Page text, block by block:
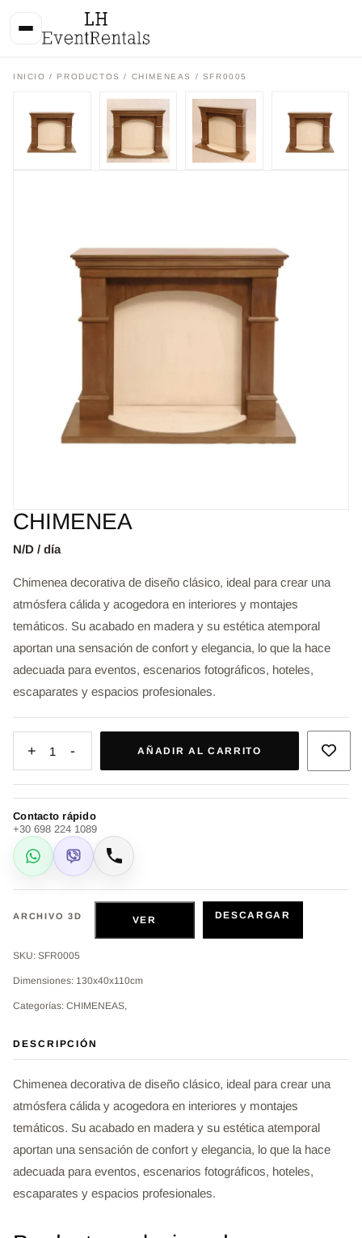
INICIO / PRODUCTOS/ CHIMENEAS / SFR0005
CHIMENEA
N/D / día
Chimenea decorativa de diseño clásico, ideal para crear una
atmósfera cálida y acogedora en interiores y montajes
temáticos. Su acabado en madera y su estética atemporal
aportan una sensación de confort y elegancia, lo que la hace
adecuada para eventos, escenarios fotográficos, hoteles,
escaparates y espacios profesionales.
+ 1 - AÑADIR AL CARRITO
Contacto rápido
+30 698 224 1089
WhatsApp
Viber Llamar
ARCHIVO 3D VER DESCARGAR
SKU: SFR0005
Dimensiones: 130x40x110cm
Categorías: CHIMENEAS,
DESCRIPCIÓN
Chimenea decorativa de diseño clásico, ideal para crear una
atmósfera cálida y acogedora en interiores y montajes
temáticos. Su acabado en madera y su estética atemporal
aportan una sensación de confort y elegancia, lo que la hace
adecuada para eventos, escenarios fotográficos, hoteles,
escaparates y espacios profesionales.